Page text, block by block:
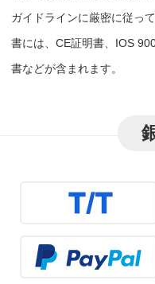
ガイドラインに厳密に従っ
書には、CE証明書、IOS
書などが含まれます。